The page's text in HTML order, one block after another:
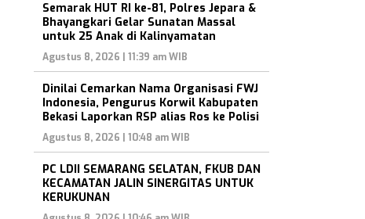
Semarak HUT RI ke-81, Polres Jepara &
Bhayangkari Gelar Sunatan Massal
untuk 25 Anak di Kalinyamatan
Agustus 8, 2026 | 11:39 am WIB
Dinilai Cemarkan Nama Organisasi FWJ
Indonesia, Pengurus Korwil Kabupaten
Bekasi Laporkan RSP alias Ros ke Polisi
Agustus 8, 2026 | 10:48 am WIB
PC LDII SEMARANG SELATAN, FKUB DAN
KECAMATAN JALIN SINERGITAS UNTUK
KERUKUNAN